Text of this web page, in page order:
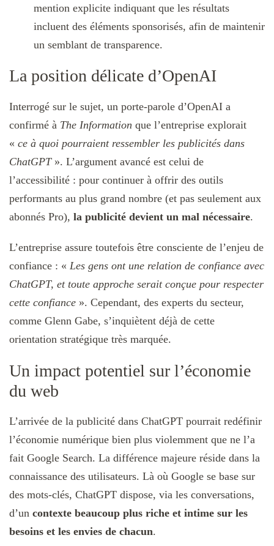
mention explicite indiquant que les résultats
incluent des éléments sponsorisés, afin de maintenir
un semblant de transparence.
La position délicate d’OpenAI
Interrogé sur le sujet, un porte-parole d’OpenAI a
confirmé à The Information que l’entreprise explorait
« ce à quoi pourraient ressembler les publicités dans
ChatGPT». L’argument avancé est celui de
l’accessibilité : pour continuer à offrir des outils
performants au plus grand nombre (et pas seulement aux
abonnés Pro), la publicité devient un mal nécessaire.
L’entreprise assure toutefois être consciente de l’enjeu de
confiance : « Les gens ont une relation de confiance avec
ChatGPT, et toute approche serait conçue pour respecter
cette confiance ». Cependant, des experts du secteur,
comme Glenn Gabe, s’inquiètent déjà de cette
orientation stratégique très marquée.
Un impact potentiel sur l’économie
du web
L’arrivée de la publicité dans ChatGPT pourrait redéfinir
l’économie numérique bien plus violemment que ne l’a
fait Google Search. La différence majeure réside dans la
connaissance des utilisateurs. Là où Google se base sur
des mots-clés, ChatGPT dispose, via les conversations,
d’un contexte beaucoup plus riche et intime sur les
besoins et les envies de chacun.